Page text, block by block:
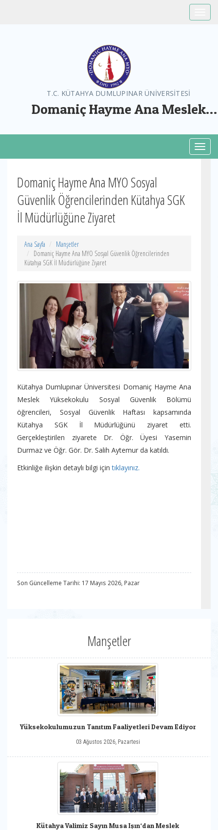
T.C. KÜTAHYA DUMLUPINAR ÜNİVERSİTESİ
Domaniç Hayme Ana Meslek
Domaniç Hayme Ana MYO Sosyal
Güvenlik Öğrencilerinden Kütahya SGK
İl Müdürlüğüne Ziyaret
Ana Sayfa
Manşetler
Domaniç Hayme Ana MYO Sosyal Güvenlik Öğrencilerinden
Kütahya SGK İl Müdürlüğüne Ziyaret
Kütahya Dumlupınar Üniversitesi Domaniç Hayme Ana
Meslek Yüksekokulu Sosyal Güvenlik Bölümü
öğrencileri, Sosyal Güvenlik Haftası kapsamında
Kütahya SGK İl Müdürlüğünü ziyaret etti.
Gerçekleştirilen ziyarete Dr. Öğr. Üyesi Yasemin
Durmaz ve Öğr. Gör. Dr. Salih Aytemur da katıldı.
Etkinliğe ilişkin detaylı bilgi içintıklayınız.
Son Güncelleme Tarihi: 17 Mayıs 2026, Pazar
Manşetler
Yüksekokulumuzun Tanıtım Faaliyetleri Devam Ediyor
03 Ağustos 2026, Pazartesi
Kütahya Valimiz Sayın Musa Işın‘dan Meslek